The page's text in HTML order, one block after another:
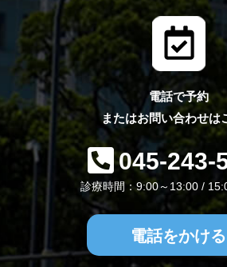
電話で予約
またはお問い合わせは
045-243-
診療時間：9:00～13:00 /
電話をかける